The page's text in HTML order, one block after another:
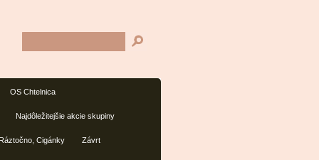
OS Chtelnica
Najdôležitejšie akcie skupiny
Cigánky Závrt